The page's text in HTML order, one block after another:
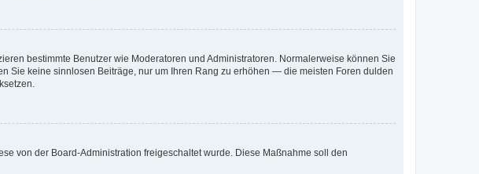
bestimmte Benutzer wie Moderatoren und Administratoren. Normalerweise können Sie
Sie keine sinnlosen Beiträge, nur um Ihren Rang zu erhöhen — die meisten Foren dulden
von der Board-Administration freigeschaltet wurde. Diese Maßnahme soll den